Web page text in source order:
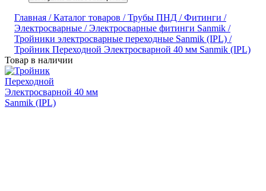
Главная /Каталог товаров /Трубы ПНД /Фитинги /
Электросварные /Электросварные фитинги Sanmik /
Тройники электросварные переходные Sanmik (IPL) /
Тройник Переходной Электросварной 40 мм Sanmik (IPL)
Товар в наличии